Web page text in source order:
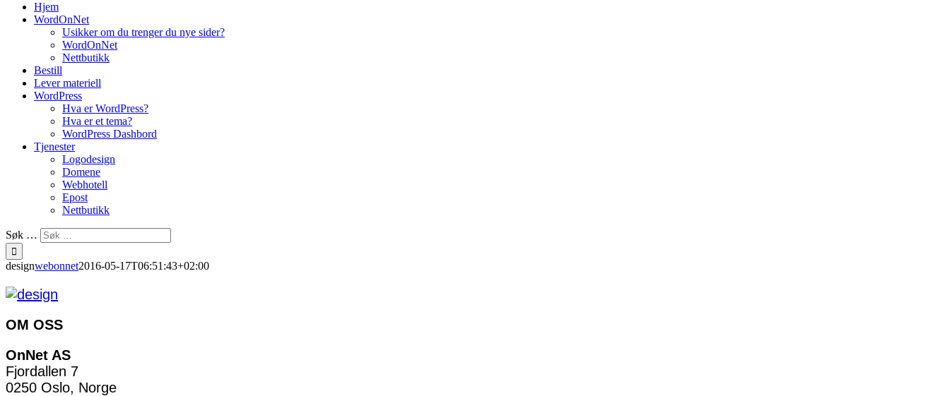
Hjem
WordOnNet
Usikker om du trenger du nye sider?
WordOnNet
Nettbutikk
Bestill
Lever materiell
WordPress
Hva er WordPress?
Hva er et tema?
WordPress Dashbord
Tjenester
Logodesign
Domene
Webhotell
Epost
Nettbutikk
Søk …
designwebonnet2016-05-17T06:51:43+02:00
OM OSS
OnNet AS
Fjordallen 7
0250 Oslo, Norge